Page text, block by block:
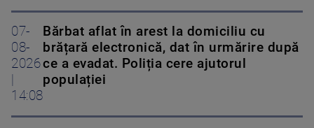
07-
08-
2026
14:08
Bărbat aflat în arest la domiciliu cu
brățară electronică, dat în urmărire după
ce a evadat. Poliția cere ajutorul
populației